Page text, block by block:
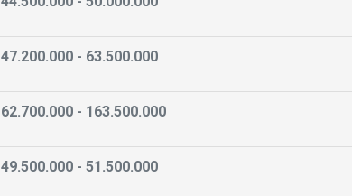
47.200.000 - 63.500.000
62.700.000 - 163.500.000
49.500.000 - 51.500.000